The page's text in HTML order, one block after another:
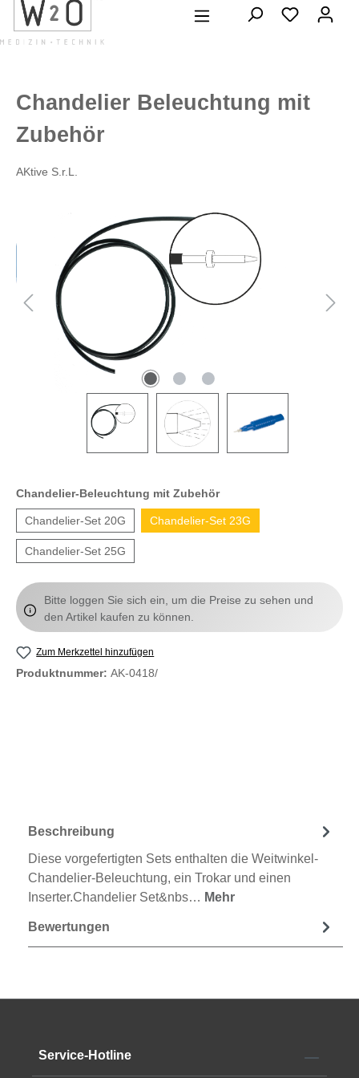
springen
Chandelier Beleuchtung mit
Zubehör
AKtive S.r.L.
Bildergalerie überspringen
Chandelier-Beleuchtung mit Zubehör
Chandelier-Set 20G Chandelier-Set 23G
Chandelier-Set 25G
Bitte loggen Sie sich ein, um die Preise zu sehen und
den Artikel kaufen zu können.
Zum Merkzettel hinzufügen
Produktnummer: AK-0418/
Beschreibung
Diese vorgefertigten Sets enthalten die Weitwinkel-
Chandelier-Beleuchtung, ein Trokar und einen
Inserter.Chandelier Set&nbs… Mehr
Bewertungen
Service-Hotline